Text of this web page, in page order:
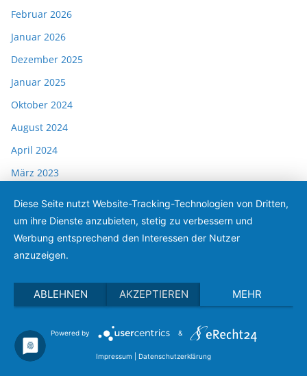
Februar 2026
Januar 2026
Dezember 2025
Januar 2025
Oktober 2024
August 2024
April 2024
März 2023
April 2022
Februar 2022
Januar 2022
November 2021
September 2021
Juli 2021
Juni 2021
Diese Seite nutzt Website-Tracking-Technologien von Dritten,
um ihre Dienste anzubieten, stetig zu verbessern und
Werbung entsprechend den Interessen der Nutzer
anzuzeigen.
ABLEHNEN AKZEPTIEREN MEHR
Powered by &
Impressum Datenschutzerklärung